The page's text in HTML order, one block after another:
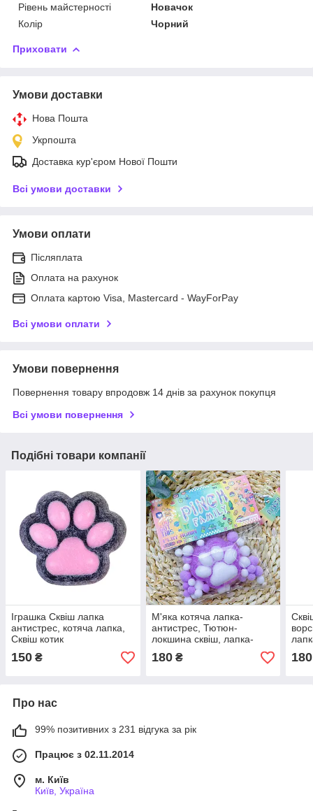
Рівень майстерності
Новачок
Колір
Чорний
Приховати
Умови доставки
Нова Пошта
Укрпошта
Доставка кур'єром Нової Пошти
Всі умови доставки
Умови оплати
Післяплата
Оплата на рахунок
Оплата картою Visa, Mastercard - WayForPay
Всі умови оплати
Умови повернення
Повернення товару впродовж 14 днів за рахунок покупця
Всі умови повернення
Подібні товари компанії
Іграшка Сквіш лапка
антистрес, котяча лапка,
Сквіш котик
150 ₴
М'яка котяча лапка-
антистрес, Тютюн-
локшина сквіш, лапка-
антистрес, лапка котика
180₴ 180
Про нас
99% позитивних з 231 відгука за рік
Працює з 02.11.2014
м. Київ
Київ, Україна